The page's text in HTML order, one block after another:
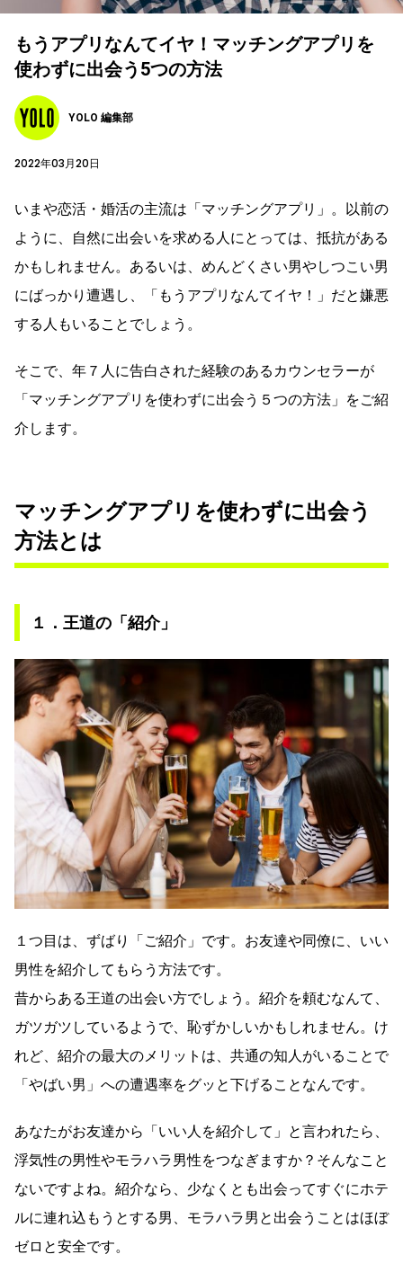
もうアプリなんてイヤ！マッチングアプリを
使わずに出会う5つの方法
YOLO 編集部
2022年03月20日
いまや恋活・婚活の主流は「マッチングアプリ」。以前の
ように、自然に出会いを求める人にとっては、抵抗がある
かもしれません。あるいは、めんどくさい男やしつこい男
にばっかり遭遇し、「もうアプリなんてイヤ！」だと嫌悪
する人もいることでしょう。
そこで、年７人に告白された経験のあるカウンセラーが
「マッチングアプリを使わずに出会う５つの方法」をご紹
介します。
マッチングアプリを使わずに出会う
方法とは
１．王道の「紹介」
１つ目は、ずばり「ご紹介」です。お友達や同僚に、いい
男性を紹介してもらう方法です。
昔からある王道の出会い方でしょう。紹介を頼むなんて、
ガツガツしているようで、恥ずかしいかもしれません。け
れど、紹介の最大のメリットは、共通の知人がいることで
「やばい男」への遭遇率をグッと下げることなんです。
あなたがお友達から「いい人を紹介して」と言われたら、
浮気性の男性やモラハラ男性をつなぎますか？そんなこと
ないですよね。紹介なら、少なくとも出会ってすぐにホテ
ルに連れ込もうとする男、モラハラ男と出会うことはほぼ
ゼロと安全です。